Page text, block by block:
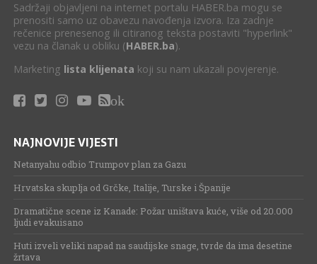
Sadržaji objavljeni na internet portalu HABER.ba mogu se
prenositi samo uz obavezu navođenja izvora. Iza zadnje
rečenice prenesenog ili citiranog teksta postaviti "hyperlink"
vezu na članak u obliku (HABER.ba).
Marketing lista klijenata koji su nam ukazali povjerenje.
ok
NAJNOVIJE VIJESTI
Netanyahu odbio Trumpov plan za Gazu
Hrvatska skuplja od Grčke, Italije, Turske i Španije
Dramatične scene iz Kanade: Požar uništava kuće, više od 20.000
ljudi evakuisano
Huti izveli veliki napad na saudijske snage, tvrde da ima desetine
žrtava